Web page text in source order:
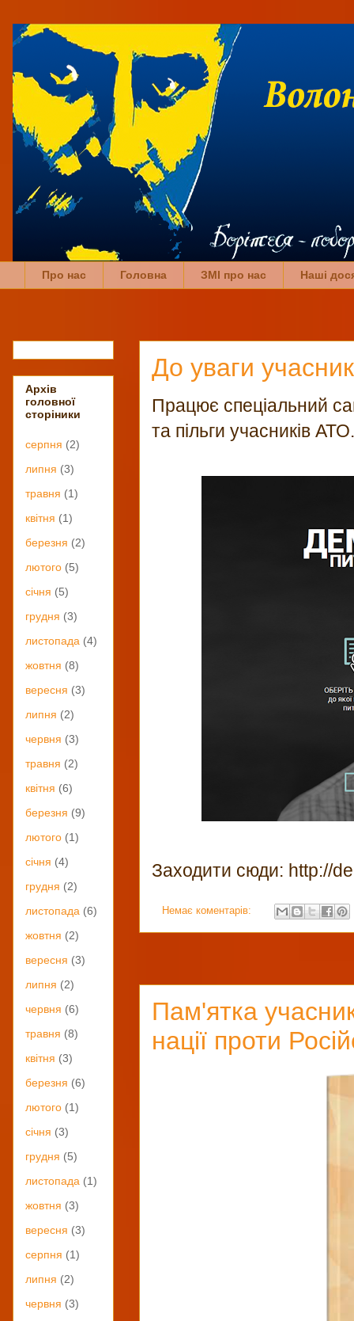
Про нас Головна ЗМІ про нас Наші
До уваги
Працює спеціальний
та пільги учасників АТО.
Заходити сюди: http://
Немає коментарів:
Пам'ятка
нації проти
Архів
головної
сторіники
серпня (2)
липня (3)
травня (1)
квітня (1)
березня (2)
лютого (5)
січня (5)
грудня (3)
листопада (4)
жовтня (8)
вересня (3)
липня (2)
червня (3)
травня (2)
квітня (6)
березня (9)
лютого (1)
січня (4)
грудня (2)
листопада (6)
жовтня (2)
вересня (3)
липня (2)
червня (6)
травня (8)
квітня (3)
березня (6)
лютого (1)
січня (3)
грудня (5)
листопада (1)
жовтня (3)
вересня (3)
серпня (1)
липня (2)
червня (3)